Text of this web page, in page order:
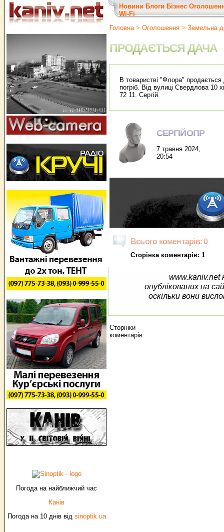
Погода на найближчий час
Канів
Погода на 10 днів від sinoptik.ua
Новини Блоги Бізнес
Wi-Fi
Головна> Оголошення > Земельна
ПРОДАЄТЬСЯ ДАЧА
В товаристві "Флора"
погріб. Від вулиці Свердлова 10
72 11. Сергій.
СЕРГІЙОПР
7 травня 2024,
20:54
Всього коментарів: 0
Сторінка коментарів: 1
www.kaniv.net
опублікованих на
оскільки вони
Сторінки
коментарів: